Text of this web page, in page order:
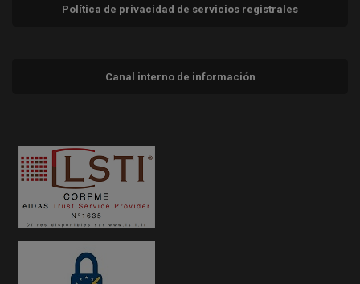
Política de privacidad de servicios registrales
Canal interno de información